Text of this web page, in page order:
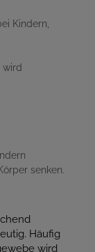
Kindern,
wird
senken.
Häufig
wird